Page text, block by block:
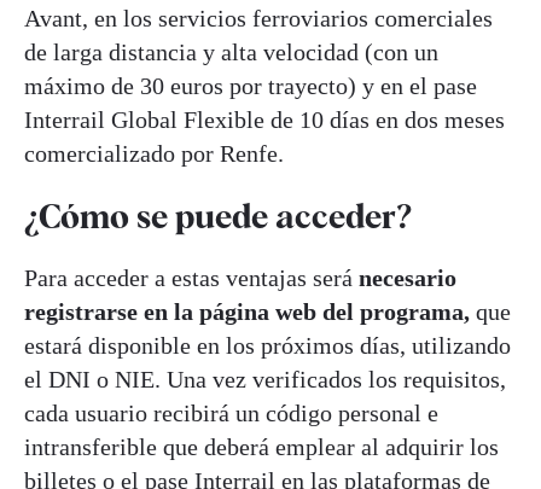
Avant, en los servicios ferroviarios comerciales
de larga distancia y alta velocidad (con un
máximo de 30 euros por trayecto) y en el pase
Interrail Global Flexible de 10 días en dos meses
comercializado por Renfe.
¿Cómo se puede acceder?
Para acceder a estas ventajas será necesario
registrarse en la página web del programa, que
estará disponible en los próximos días, utilizando
el DNI o NIE. Una vez verificados los requisitos,
cada usuario recibirá un código personal e
intransferible que deberá emplear al adquirir los
billetes o el pase Interrail en las plataformas de